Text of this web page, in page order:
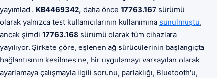
yayımladı. KB4469342, daha önce 17763.167 sürümü
olarak yalnızca test kullanıcılarının kullanımına sunulmuştu,
ancak şimdi 17763.168 sürümü olarak tüm cihazlara
yayılıyor. Şirkete göre, eşlenen ağ sürücülerinin başlangıçta
bağlantısının kesilmesine, bir uygulamayı varsayılan olarak
ayarlamaya çalışmayla ilgili sorunu, parlaklığı, Bluetooth'u,